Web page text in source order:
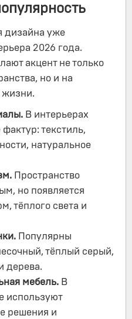
дизайна уже
2026 года.
акцент не только
но и на
жизни.
В интерьерах
текстиль,
натуральное
Пространство
но появляется
тёплого света и
Популярны
тёплый серый,
дерева.
мебель. В
используют
решения и